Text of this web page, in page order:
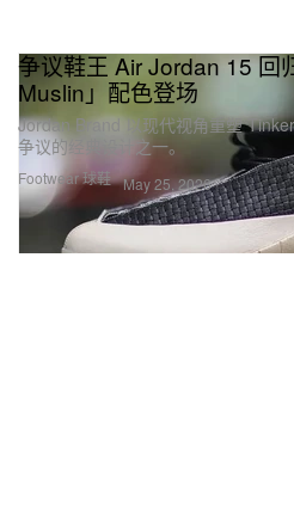
Footwear 球鞋
争议鞋王 Air Jordan 15 回
Muslin」配色登场
Jordan Brand 以现代视角重塑
争议的经典设计之一。
May 25, 2026